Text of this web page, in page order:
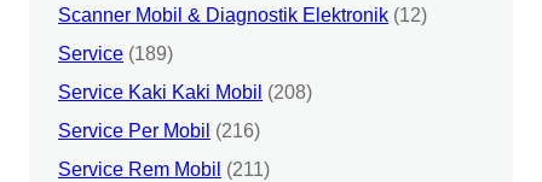
Scanner Mobil & Diagnostik Elektronik (12)
Service (189)
Service Kaki Kaki Mobil (208)
Service Per Mobil (216)
Service Rem Mobil (211)